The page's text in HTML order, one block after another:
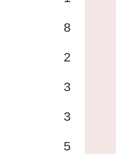
8
2
3
3
5